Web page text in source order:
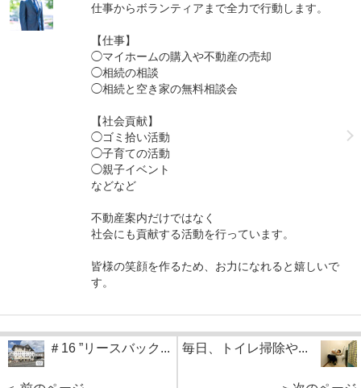
仕事からボランティアまで全力で行動します。
【仕事】
◯マイホームの購入や不動産の売却
◯相続の相談
◯相続と空き家の無料相談会
【社会貢献】
◯ゴミ拾い活動
◯子育ての活動
◯親子イベント
などなど
不動産案内だけではなく
社会にも貢献する活動を行っています。
皆様の笑顔を作るため、お力になれると嬉しいで
す。
＃16 ”リースバック... 毎日、トイレ掃除や...